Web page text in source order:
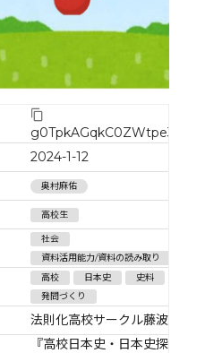
g0TpkAGqkC0ZWtpe31HZ
2024-1-12
奥村麻佑
高校生
社会
資料活用能力/資料の読み取り
高校 日本史
史料
発問づくり
法則化高校サークル藤波
『高校日本史・日本史探究』